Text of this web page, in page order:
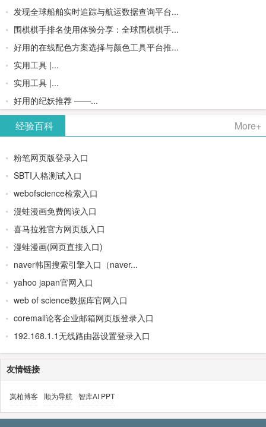
发现全球船舶实时追踪与航运数据查询平台...
围棋棋手排名使用体验分享：全球围棋棋手...
好用的在线配色方案选择与颜色工具平台推...
实用工具 |...
实用工具 |...
好用的纪妖推荐 ——...
经验百科 More+
粉笔网页版登录入口
SBTI人格测试入口
webofscience检索入口
漫蛙漫画免费阅读入口
喜马拉雅官方网页版入口
漫蛙漫画(网页直接入口)
naver韩国搜索引擎入口（naver...
yahoo japan官网入口
web of science数据库官网入口
coremail论客企业邮箱网页版登录入口
192.168.1.1无线路由器设置登录入口
友情链接
岚柏博客 顺为导航 智库AI PPT